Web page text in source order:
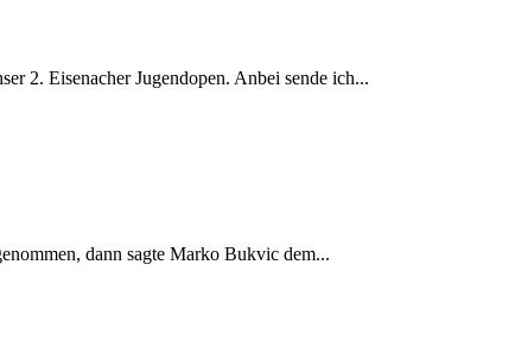
2. Eisenacher Jugendopen. Anbei sende ich...
dann sagte Marko Bukvic dem...